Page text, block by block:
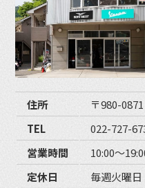
住所
〒980-
TEL
022-727-
営業時間
10:00〜
定休日
毎週火曜日